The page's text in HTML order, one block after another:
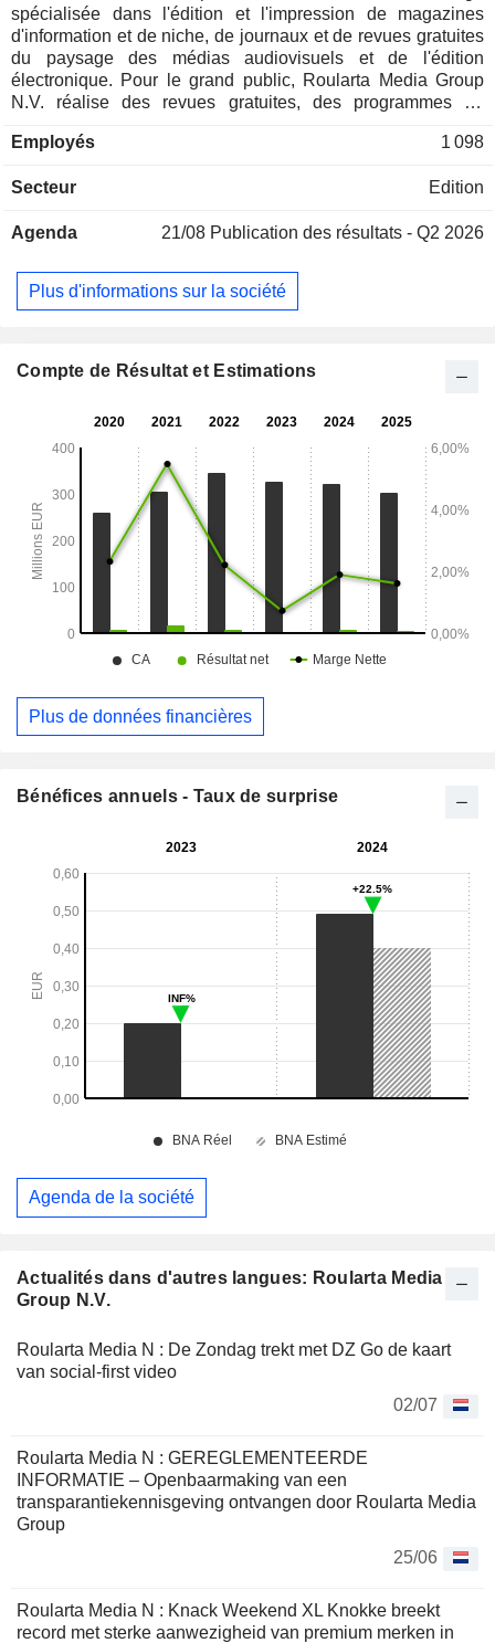
Actualités dans d'autres langues: Roularta Media
Group N.V.
Roularta Media N : De Zondag trekt met DZ Go de kaart
van social-first video
02/07
Roularta Media N : GEREGLEMENTEERDE
INFORMATIE – Openbaarmaking van een
transparantiekennisgeving ontvangen door Roularta Media
Group
25/06
Roularta Media N : Knack Weekend XL Knokke breekt
record met sterke aanwezigheid van premium merken in
spécialisée dans l'édition et l'impression de magazines
d'information et de niche, de journaux et de revues gratuites
du paysage des médias audiovisuels et de l'édition
électronique. Pour le grand public, Roularta Media Group
N.V. réalise des revues gratuites, des programmes de
cibles spéciaux, Roularta Media Group N.V. réalise des
télévision dédiée au monde des affaires et des sites
médias locaux gratuits, journaux, magazines, newsletters,
représentent 90,6% du CA total en 2025, tandis que les
9,4% restant correspondent au segment Printing Services
tiers.
Employés 1 098
Secteur Edition
Agenda 21/08 Publication des résultats - Q2 2026
Plus d'informations sur la société
Compte de Résultat et Estimations
Plus de données financières
Bénéfices annuels - Taux de surprise
Agenda de la société